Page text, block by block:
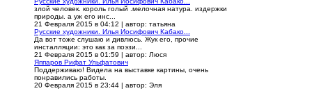
злой человек. король голый .мелочная натура. издержки
природы. а уж его инс...
21 Февраля 2015 в 04:12 | автор: татьяна
Русские художники. Илья Иосифович Кабако...
Да вот тоже слушаю и дивлюсь. Жук его, прочие
инсталляции: это как за поэзи...
21 Февраля 2015 в 01:59 | автор: Люся
Яппаров Рифат Ульфатович
Поддерживаю! Видела на выставке картины, очень
понравились работы.
20 Февраля 2015 в 23:44 | автор: Эля